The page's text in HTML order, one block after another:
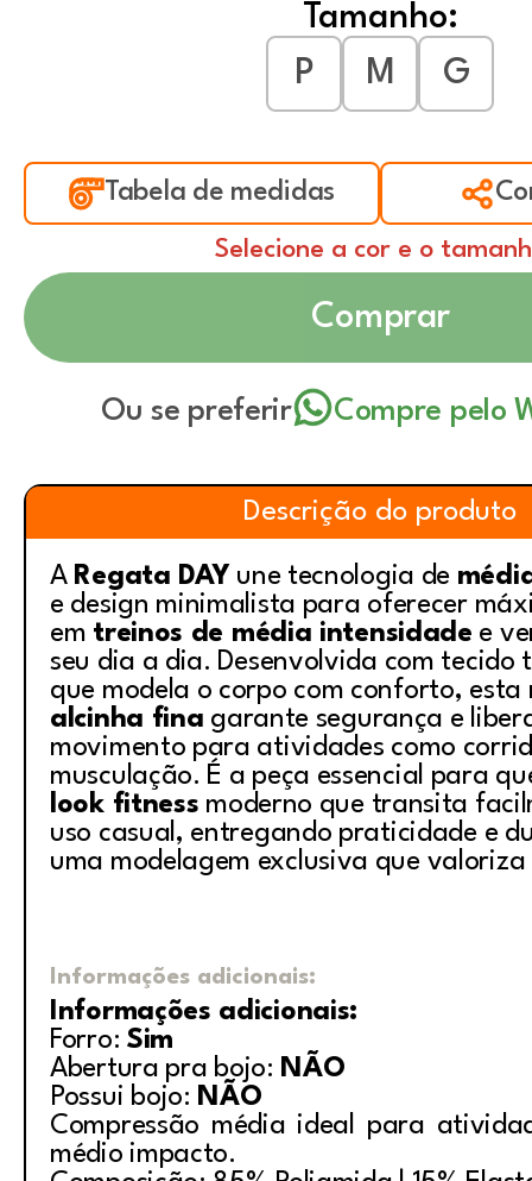
Tamanho:
P
M G
Tabela de medidas
Selecione a cor e o
Comprar
Ou se preferir Compre pelo
Descrição do produto
A Regata DAY une tecnologia de
e design minimalista para oferecer
em treinos de média intensidade e
seu dia a dia. Desenvolvida com tecido
que modela o corpo com conforto, esta
alcinha fina garante segurança e
movimento para atividades como
musculação. É a peça essencial para
look fitness moderno que transita
uso casual, entregando praticidade e
uma modelagem exclusiva que
Informações adicionais:
Informações adicionais:
Forro: Sim
Abertura pra bojo: NÃO
Possui bojo: NÃO
Compressão média ideal para
médio impacto.